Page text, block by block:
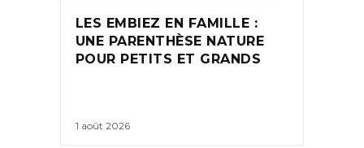
LES EMBIEZ EN FAMILLE :
UNE PARENTHÈSE NATURE
POUR PETITS ET GRANDS
1 août 2026